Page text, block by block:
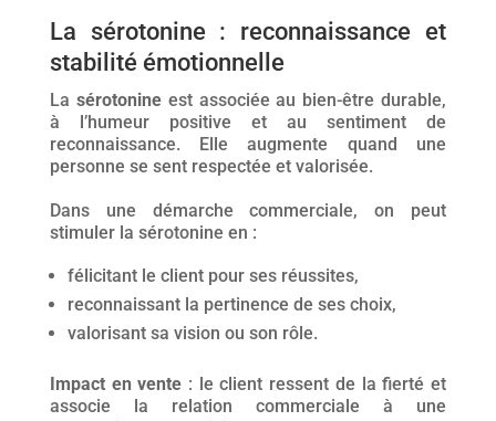
La sérotonine : reconnaissance et
stabilité émotionnelle
La sérotonineest associée au bien-être durable,
à l’humeur positive et au sentiment de
reconnaissance. Elle augmente quand une
personne se sent respectée et valorisée.
Dans une démarche commerciale, on peut
stimuler la sérotonine en :
félicitant le client pour ses réussites,
reconnaissant la pertinence de ses choix,
valorisant sa vision ou son rôle.
Impact en vente : le client ressent de la fierté et
associe la relation commerciale à une